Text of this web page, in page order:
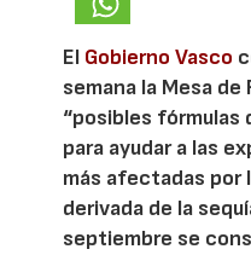
El Gobierno Vasco
semana la Mesa
“posibles fórmulas
para ayudar a las
más afectadas por
derivada de la
septiembre se